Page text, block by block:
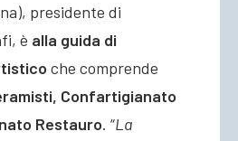
presidente di
è alla guida di
che comprende
Confartigianato
Restauro. “La